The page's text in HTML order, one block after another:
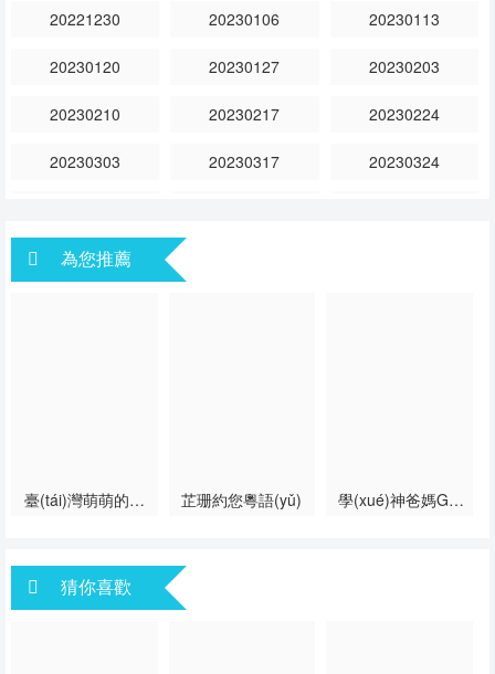
20221230 20230106 20230113
20230120 20230127 20230203
20230210 20230217 20230224
20230303 20230317 20230324
20230421
20230804 20230811 20230818
20230915
為您推薦
臺(tái)灣萌萌的粵
芷珊約您粵語(yǔ)
學(xué)神爸媽Get
猜你喜歡